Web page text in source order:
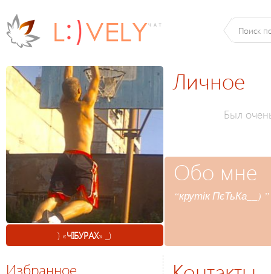
) «ЧІБУРАХ» _)
Личное
Был
Обо мне
“крутік ПєТьКа__) ”
Избранное